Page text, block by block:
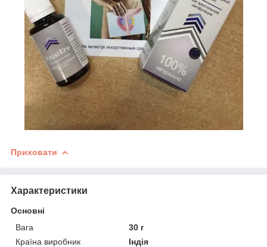
Приховати
Характеристики
Основні
Вага
30 г
Країна виробник
Індія